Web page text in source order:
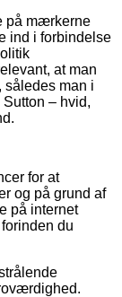
på mærkerne
ind i forbindelse
at man
man i
– hvid,
for at
og på grund af
på internet
du